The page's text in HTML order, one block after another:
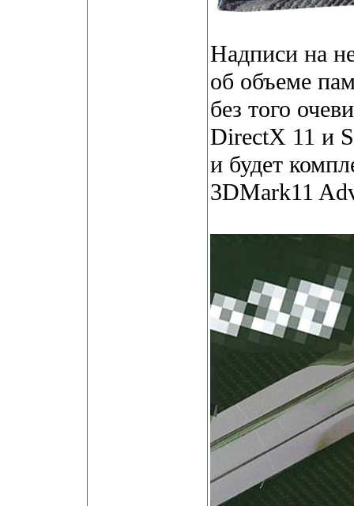
Надписи на
об объеме
без того
DirectX 11 и
и будет
3DMark11